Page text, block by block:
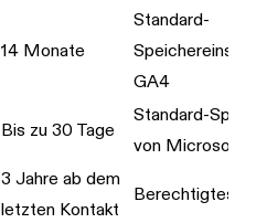
14 Monate
Standard-
GA4
Bis zu 30 Tage
Standard-
von Microsoft
3 Jahre ab dem
letzten Kontakt
Berechtigtes